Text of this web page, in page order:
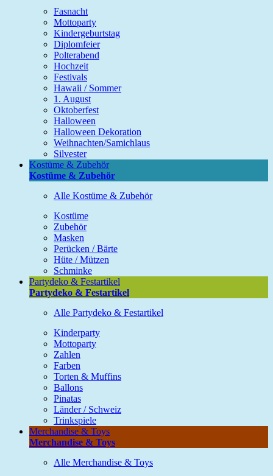
Fasnacht
Mottoparty
Kindergeburtstag
Diplomfeier
Polterabend
Hochzeit
Festivals
Hawaii / Sommer
1. August
Oktoberfest
Halloween
Halloween Dekoration
Weihnachten/Samichlaus
Silvester
Kostüme & Zubehör
Kostüme & Zubehör
Alle Kostüme & Zubehör
Kostüme
Zubehör
Masken
Perücken / Bärte
Hüte / Mützen
Schminke
Partydeko & Festartikel
Partydeko & Festartikel
Alle Partydeko & Festartikel
Kinderparty
Mottoparty
Zahlen
Farben
Torten & Muffins
Ballons
Pinatas
Länder / Schweiz
Trinkspiele
Merchandise & Toys
Merchandise & Toys
Alle Merchandise & Toys